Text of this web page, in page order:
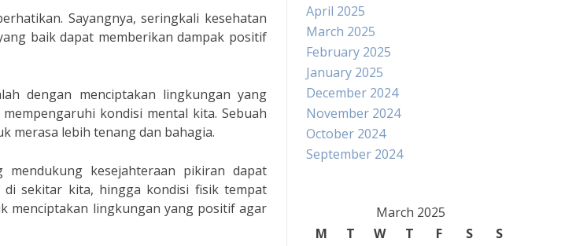
Sayangnya, seringkali kesehatan
baik dapat memberikan dampak positif
dengan menciptakan lingkungan yang
kondisi mental kita. Sebuah
merasa lebih tenang dan bahagia.
kesejahteraan pikiran dapat
sekitar kita, hingga kondisi fisik tempat
menciptakan lingkungan yang positif agar
April 2025
March 2025
February 2025
January 2025
December 2024
November 2024
October 2024
September 2024
March 2025
M
T W T F S
S